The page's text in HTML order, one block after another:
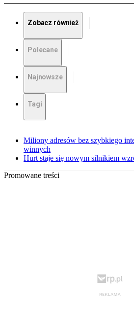
Zobacz również
Polecane
Najnowsze
Tagi
Miliony adresów bez szybkiego
winnych
Hurt staje się nowym silnikiem
Promowane treści